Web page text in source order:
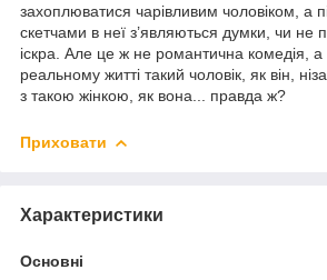
захоплюватися чарівливим чоловіком, а
скетчами в неї з’являються думки, чи не
іскра. Але це ж не романтична комедія,
реальному житті такий чоловік, як він,
з такою жінкою, як вона... правда ж?
Приховати
Характеристики
Основні